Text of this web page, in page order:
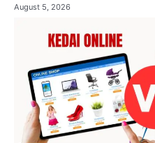
August 5, 2026